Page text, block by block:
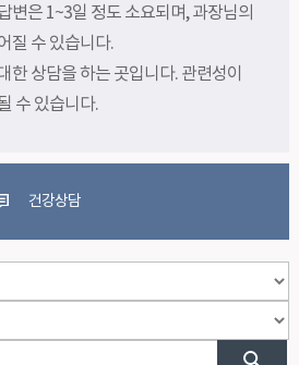
변은 1~3일 정도 소요되며, 과장님의
질 수 있습니다.
한 상담을 하는 곳입니다. 관련성이
수 있습니다.
건강상담